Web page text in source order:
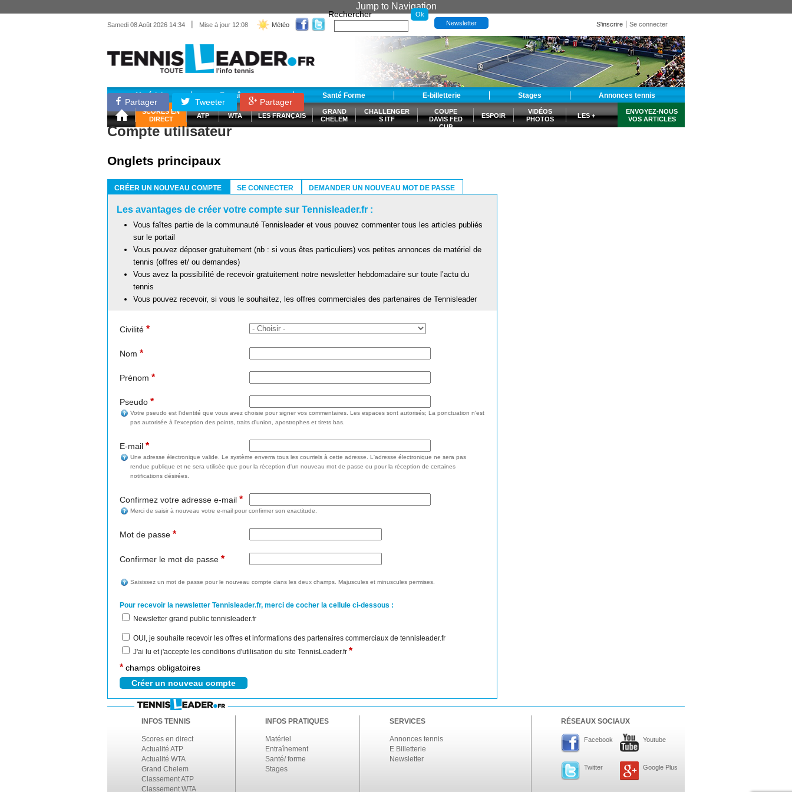
Jump to Navigation
Samedi 08 Août 2026 14:34 | Mise à jour 12:08 Météo
Rechercher
Newsletter S'inscrire Se connecter
Matériel Entraînement Santé Forme E-billetterie Stages Annonces tennis
SCORES EN
DIRECT
ATP WTA LES FRANÇAIS
GRAND
CHELEM
CHALLENGER
S ITF
COUPE
DAVIS FED
CUP
ESPOIR
VIDÉOS
PHOTOS
LES +
ENVOYEZ-NOUS
VOS ARTICLES
Partager Tweeter Partager
Compte utilisateur
Onglets principaux
CRÉER UN NOUVEAU COMPTE
SE CONNECTER DEMANDER UN NOUVEAU MOT DE PASSE
Les avantages de créer votre compte sur Tennisleader.fr :
Vous faîtes partie de la communauté Tennisleader et vous pouvez commenter tous les articles publiés
sur le portail
Vous pouvez déposer gratuitement (nb : si vous êtes particuliers) vos petites annonces de matériel de
tennis (offres et/ ou demandes)
Vous avez la possibilité de recevoir gratuitement notre newsletter hebdomadaire sur toute l’actu du
tennis
Vous pouvez recevoir, si vous le souhaitez, les offres commerciales des partenaires de Tennisleader
Civilité *
Nom *
Prénom *
Pseudo *
Votre pseudo est l'identité que vous avez choisie pour signer vos commentaires. Les espaces sont autorisés; La ponctuation n'est
pas autorisée à l'exception des points, traits d'union, apostrophes et tirets bas.
E-mail *
Une adresse électronique valide. Le système enverra tous les courriels à cette adresse. L'adresse électronique ne sera pas
rendue publique et ne sera utilisée que pour la réception d'un nouveau mot de passe ou pour la réception de certaines
notifications désirées.
Confirmez votre adresse e-mail *
Merci de saisir à nouveau votre e-mail pour confirmer son exactitude.
Mot de passe *
Confirmer le mot de passe *
Saisissez un mot de passe pour le nouveau compte dans les deux champs. Majuscules et minuscules permises.
Pour recevoir la newsletter Tennisleader.fr, merci de cocher la cellule ci-dessous :
Newsletter grand public tennisleader.fr
OUI, je souhaite recevoir les offres et informations des partenaires commerciaux de tennisleader.fr
J'ai lu et j'accepte les conditions d'utilisation du site TennisLeader.fr *
* champs obligatoires
INFOS TENNIS
Scores en direct
Actualité ATP
Actualité WTA
Grand Chelem
Classement ATP
Classement WTA
INFOS PRATIQUES
Matériel
Entraînement
Santé/ forme
Stages
SERVICES
Annonces tennis
E Billetterie
Newsletter
RÉSEAUX SOCIAUX
Facebook Youtube
Twitter Google Plus